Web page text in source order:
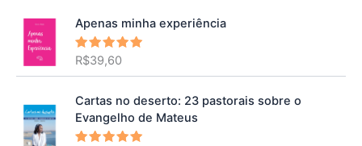
Apenas minha experiência
Avaliação
de 5
R$39,60
Cartas no deserto: 23 pastorais sobre o
Evangelho de Mateus